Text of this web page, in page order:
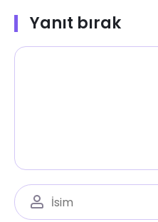
Yanıt bırak